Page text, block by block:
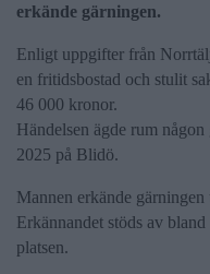
erkände gärningen.
Enligt uppgifter från
en fritidsbostad och stulit
46 000 kronor.
Händelsen ägde rum
2025 på Blidö.
Mannen erkände
Erkännandet stöds av
platsen.